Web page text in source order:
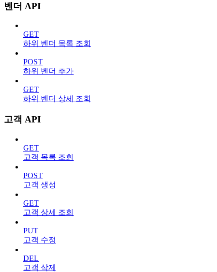
벤더 API
GET
하위 벤더 목록 조회
POST
하위 벤더 추가
GET
하위 벤더 상세 조회
고객 API
GET
고객 목록 조회
POST
고객 생성
GET
고객 상세 조회
PUT
고객 수정
DEL
고객 삭제